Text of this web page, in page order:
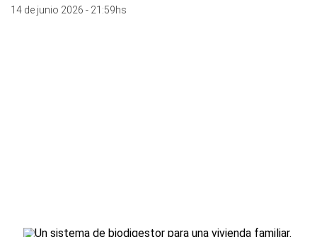
14 de junio 2026 - 21:59hs